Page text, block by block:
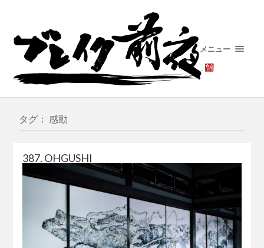
メニュー
タグ： 感動
387. OHGUSHI